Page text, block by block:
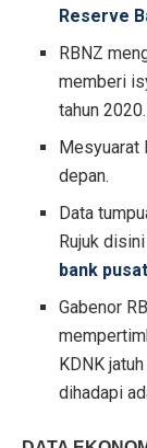
Reserve
RBNZ
memberi
tahun 2020.
Mesyuarat
depan.
Data
Rujuk
bank
Gabenor
KDNK
dihadapi